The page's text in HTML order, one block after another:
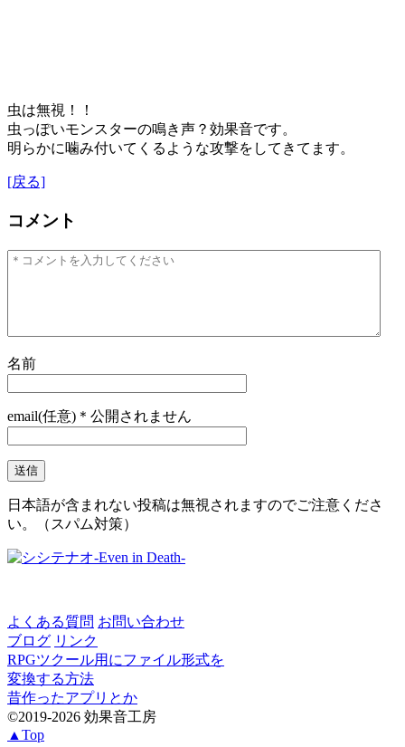
虫は無視！！
虫っぽいモンスターの鳴き声？効果音です。
明らかに噛み付いてくるような攻撃をしてきてます。
[戻る]
コメント
名前
email(任意)＊公開されません
日本語が含まれない投稿は無視されますのでご注意くださ
い。（スパム対策）
よくある質問 お問い合わせ
ブログ リンク
RPGツクール用にファイル形式を
変換する方法
昔作ったアプリとか
©2019-2026 効果音工房
▲Top